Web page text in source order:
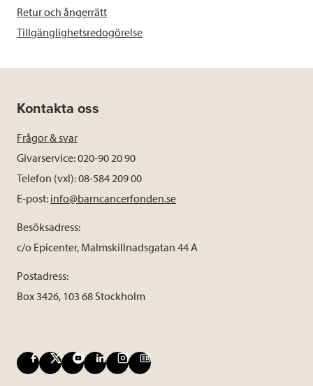
Retur och ångerrätt
Tillgänglighetsredogörelse
Kontakta oss
Frågor & svar
Givarservice: 020-90 20 90
Telefon (vxl): 08-584 209 00
E-post: info@barncancerfonden.se
Besöksadress:
c/o Epicenter, Malmskillnadsgatan 44 A
Postadress:
Box 3426, 103 68 Stockholm
F
X
Y
L
I
B